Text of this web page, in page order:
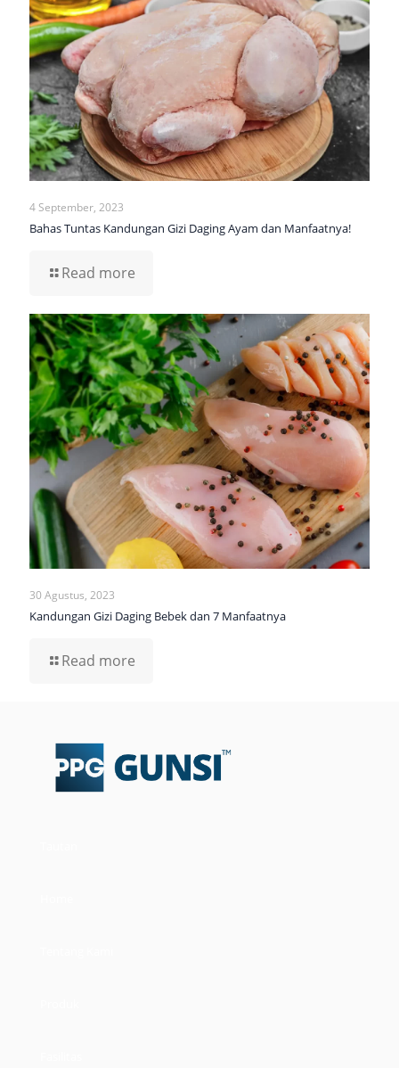
4 September, 2023
Bahas Tuntas Kandungan Gizi Daging Ayam dan Manfaatnya!
Read more
30 Agustus, 2023
Kandungan Gizi Daging Bebek dan 7 Manfaatnya
Read more